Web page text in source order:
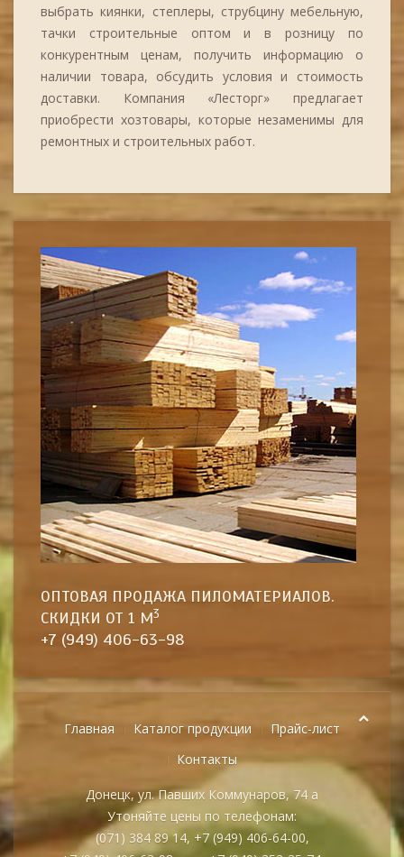
выбрать киянки, степлеры, струбцину мебельную,
тачки строительные оптом и в розницу по
конкурентным ценам, получить информацию о
наличии товара, обсудить условия и стоимость
доставки. Компания «Лесторг» предлагает
приобрести хозтовары, которые незаменимы для
ремонтных и строительных работ.
ОПТОВАЯ ПРОДАЖА ПИЛОМАТЕРИА­ЛОВ.
СКИДКИ ОТ 1 М3
+7 (949) 406-63-98
Главная Каталог продукции
Прайс-лист
Контакты
Донецк, ул. Павших Коммунаров, 74 а
Утоняйте цены по телефонам:
(071) 384 89 14, +7 (949) 406-64-00,